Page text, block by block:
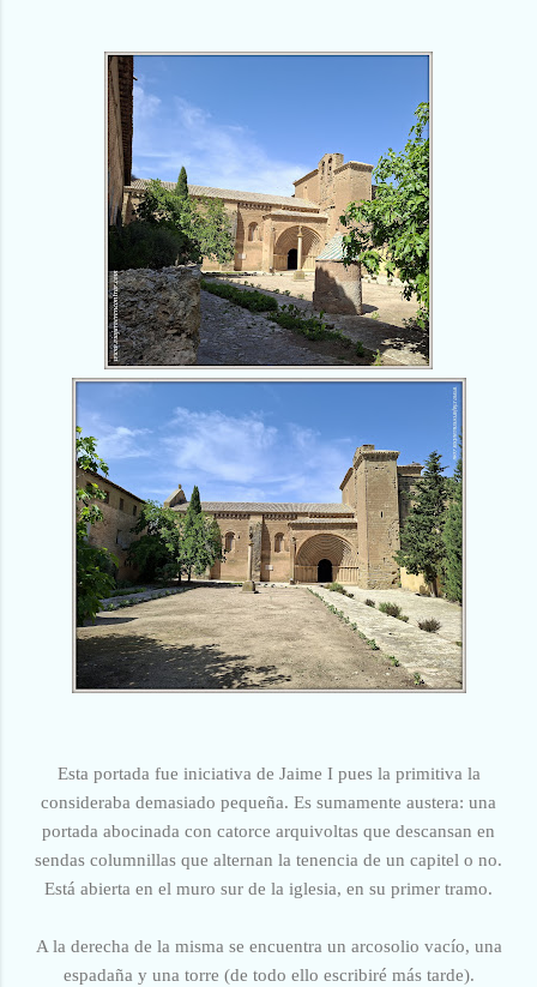
Esta portada fue iniciativa de Jaime I pues la primitiva la
consideraba demasiado pequeña. Es sumamente austera: una
portada abocinada con catorce arquivoltas que descansan en
sendas columnillas que alternan la tenencia de un capitel o no.
Está abierta en el muro sur de la iglesia, en su primer tramo.
A la derecha de la misma se encuentra un arcosolio vacío, una
espadaña y una torre (de todo ello escribiré más tarde).